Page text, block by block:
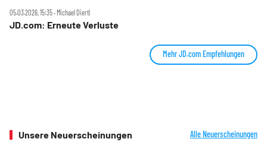
05.03.2026, 15:35 ‧ Michael Diertl
JD.com: Erneute Verluste
Mehr JD.com Empfehlungen
Unsere Neuerscheinungen Alle Neuerscheinungen